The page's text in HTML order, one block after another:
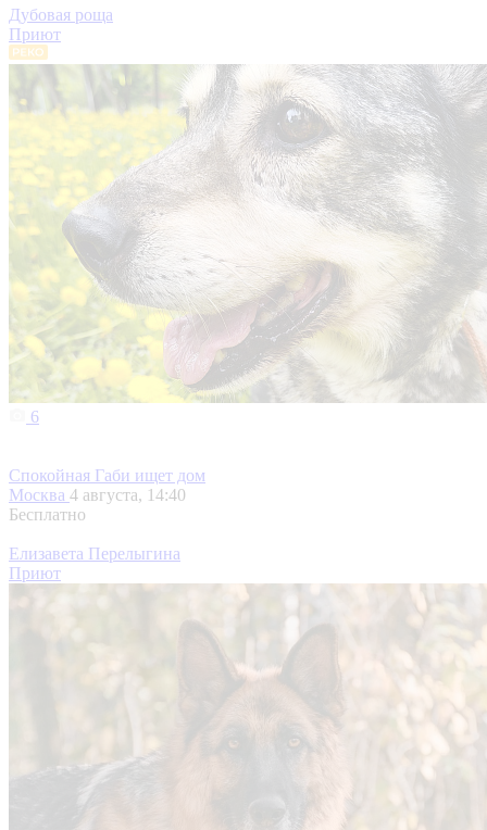
Дубовая роща
Приют
6
Спокойная Габи ищет дом
Москва 4 августа, 14:40
Бесплатно
Елизавета Перелыгина
Приют